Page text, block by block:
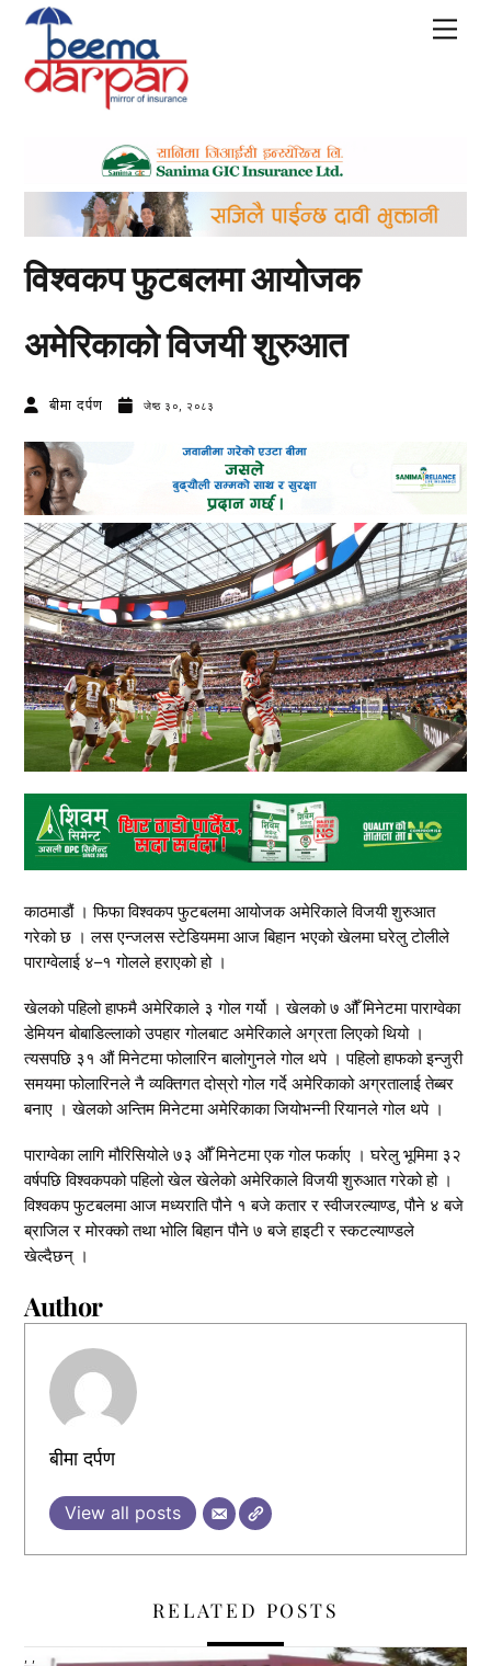
Skip
content
विश्वकप फुटबलमा आयोजक
अमेरिकाको विजयी शुरुआत
बीमा दर्पण जेष्ठ ३०, २०८३
काठमाडौं । फिफा विश्वकप फुटबलमा आयोजक अमेरिकाले विजयी शुरुआत
गरेको छ । लस एन्जलस स्टेडियममा आज बिहान भएको खेलमा घरेलु टोलीले
पाराग्वेलाई ४–१ गोलले हराएको हो ।
खेलको पहिलो हाफमै अमेरिकाले ३ गोल गर्यो । खेलको ७ औँ मिनेटमा पाराग्वेका
डेमियन बोबाडिल्लाको उपहार गोलबाट अमेरिकाले अग्रता लिएको थियो ।
त्यसपछि ३१ औं मिनेटमा फोलारिन बालोगुनले गोल थपे । पहिलो हाफको इन्जुरी
समयमा फोलारिनले नै व्यक्तिगत दोस्रो गोल गर्दे अमेरिकाको अग्रतालाई तेब्बर
बनाए । खेलको अन्तिम मिनेटमा अमेरिकाका जियोभन्नी रियानले गोल थपे ।
पाराग्वेका लागि मौरिसियोले ७३ औँ मिनेटमा एक गोल फर्काए । घरेलु भूमिमा ३२
वर्षपछि विश्वकपको पहिलो खेल खेलेको अमेरिकाले विजयी शुरुआत गरेको हो ।
विश्वकप फुटबलमा आज मध्यराति पौने १ बजे कतार र स्वीजरल्याण्ड, पौने ४ बजे
ब्राजिल र मोरक्को तथा भोलि बिहान पौने ७ बजे हाइटी र स्कटल्याण्डले
खेल्दैछन् ।
Author
बीमा दर्पण
View all posts
RELATED POSTS